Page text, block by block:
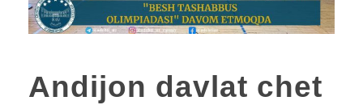
Andijon davlat chet